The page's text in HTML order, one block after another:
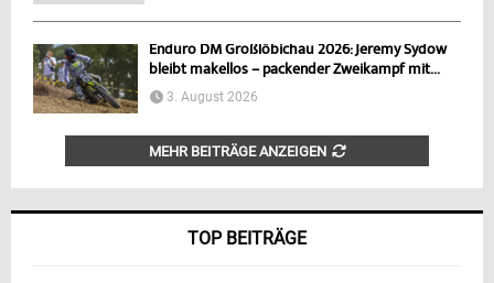
Enduro DM Großlöbichau 2026: Jeremy Sydow
bleibt makellos – packender Zweikampf mit...
3. August 2026
MEHR BEITRÄGE ANZEIGEN
TOP BEITRÄGE